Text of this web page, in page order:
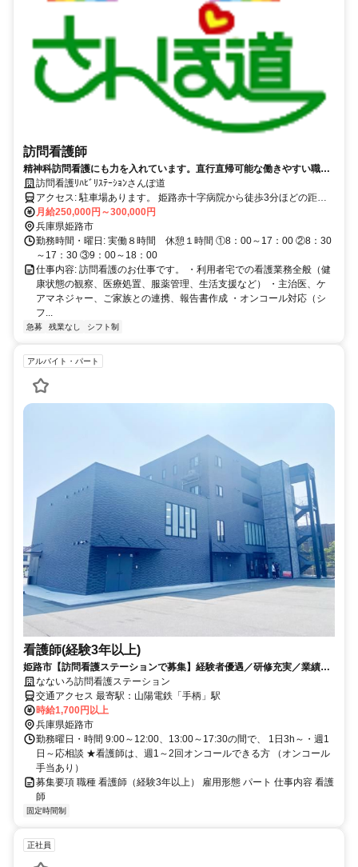
訪問看護師
精神科訪問看護にも力を入れています。直行直帰可能な働きやすい職場
です。管理業務に興味のある方歓迎。訪問のみの業務も可。
訪問看護ﾘﾊﾋﾞﾘｽﾃｰｼｮﾝさんぽ道
アクセス: 駐車場あります。 姫路赤十字病院から徒歩3分ほどの距離
にあります。 姫路市東夢前台3丁目68-1
月給250,000円～300,000円
兵庫県姫路市
勤務時間・曜日: 実働８時間 休憩１時間 ①8：00～17：00 ②8：30
～17：30 ③9：00～18：00
仕事内容: 訪問看護のお仕事です。 ・利用者宅での看護業務全般（健
康状態の観察、医療処置、服薬管理、生活支援など） ・主治医、ケ
アマネジャー、ご家族との連携、報告書作成 ・オンコール対応（シ
フ...
急募 残業なし シフト制
アルバイト・パート
看護師(経験3年以上)
姫路市【訪問看護ステーションで募集】経験者優遇／研修充実／業績好
調、業務拡大／男女OK☆
なないろ訪問看護ステーション
交通アクセス 最寄駅：山陽電鉄「手柄」駅
時給1,700円以上
兵庫県姫路市
勤務曜日・時間 9:00～12:00、13:00～17:30の間で、 1日3h～・週1
日～応相談 ★看護師は、週1～2回オンコールできる方 （オンコール
手当あり）
募集要項 職種 看護師（経験3年以上） 雇用形態 パート 仕事内容 看護
師
固定時間制
正社員